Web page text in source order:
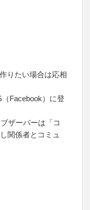
りたい場合は応相
Facebook）に登
ザーバーは「コ
関係者とコミュ